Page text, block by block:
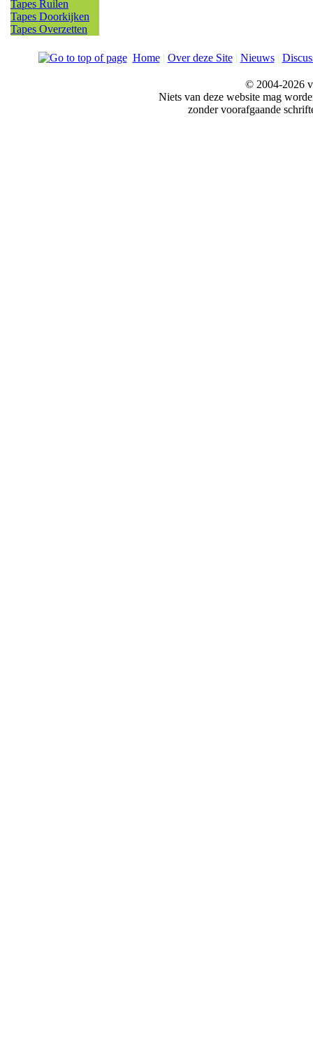
Tapes Ruilen
Tapes Doorkijken
Tapes Overzetten
Home| Over deze Site| Nieuws|
© 2004-2026
Niets van deze website mag
zonder voorafgaande